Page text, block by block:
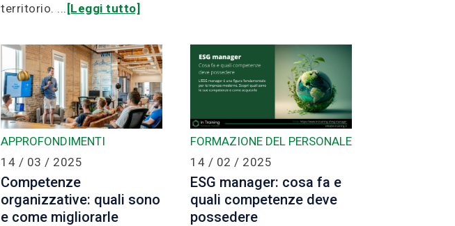
territorio. ... [Leggi tutto]
APPROFONDIMENTI
14 / 03 / 2025
Competenze
organizzative: quali sono
e come migliorarle
FORMAZIONE DEL PERSONALE
14 / 02 / 2025
ESG manager: cosa fa e
quali competenze deve
possedere